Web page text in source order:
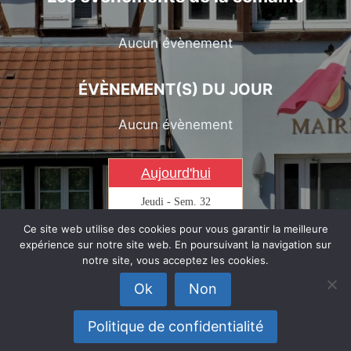
Aucun évènement
ÉVÈNEMENT(S) DU JOUR
Aucun évènement
Aujourd'hui
Jeudi - Sem. 32
0 6 AOÛT
Transfiguration
T Dernier quartier
© 2026 SaasenheimCONTACT WEBMASTER
Ce site web utilise des cookies pour vous garantir la meilleure
expérience sur notre site web. En poursuivant la navigation sur
notre site, vous acceptez les cookies.
Ok Non
Politique de confidentialité